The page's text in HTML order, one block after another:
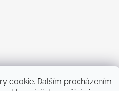
cookie. Dalším procházením